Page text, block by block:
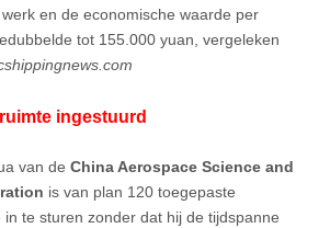
en de economische waarde per
tot 155.000 yuan, vergeleken
ingestuurd
van de China Aerospace Science and
is van plan 120 toegepaste
te sturen zonder dat hij de tijdspanne